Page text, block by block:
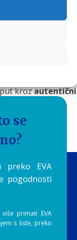
vina koja pozivaju
njihovu priču i
put krozautentični
na:se
preko EVA
pogodnosti
primati EVA
s liste, preko